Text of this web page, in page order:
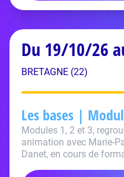
Du 19/10/26
BRETAGNE (22)
Les bases |
Modules 1, 2 et 3,
animation avec Marie-
Danet, en cours de